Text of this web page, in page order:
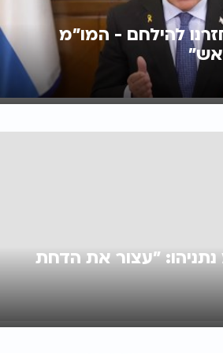
להילחם - המו"מ
אש"
נתניהו: "עצור את הדחת